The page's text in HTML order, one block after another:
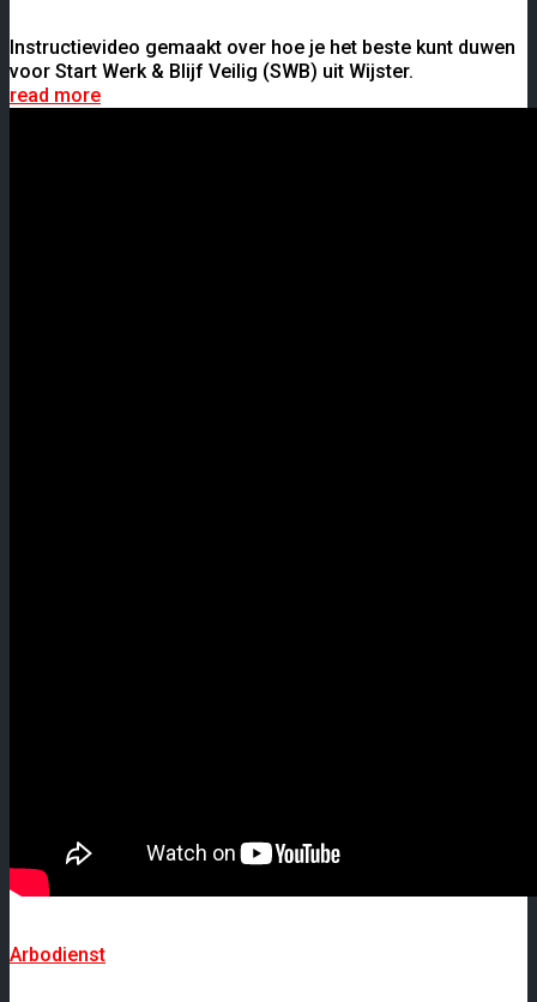
Instructievideo gemaakt over hoe je het beste kunt duwen
voor Start Werk & Blijf Veilig (SWB) uit Wijster.
read more
Arbodienst